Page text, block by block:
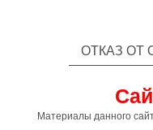
ОТКАЗ ОТ
Материалы данного